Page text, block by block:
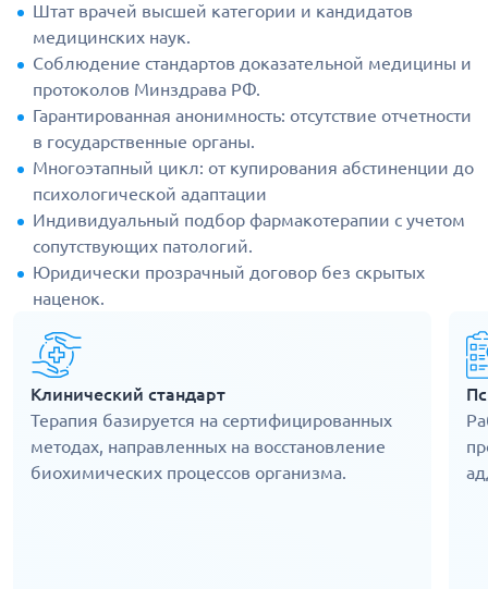
Штат врачей высшей категории и кандидатов
медицинских наук.
Соблюдение стандартов доказательной медицины и
протоколов Минздрава РФ.
Гарантированная анонимность: отсутствие отчетности
в государственные органы.
Многоэтапный цикл: от купирования абстиненции до
психологической адаптации
Индивидуальный подбор фармакотерапии с учетом
сопутствующих патологий.
Юридически прозрачный договор без скрытых
наценок.
Клинический стандарт
Терапия базируется на сертифицированных
методах, направленных на восстановление
биохимических процессов организма.